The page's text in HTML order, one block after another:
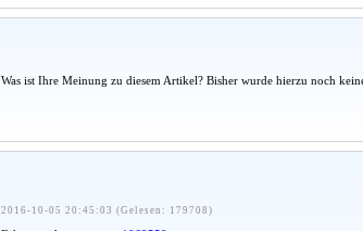
Was ist Ihre Meinung zu diesem Artikel? Bisher wurde hierzu noch
2016-10-05 20:45:03 (Gelesen: 179708)